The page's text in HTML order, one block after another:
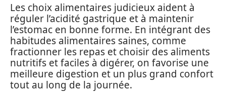
Les choix alimentaires judicieux aident à
réguler l’acidité gastrique et à maintenir
l’estomac en bonne forme. En intégrant des
habitudes alimentaires saines, comme
fractionner les repas et choisir des aliments
nutritifs et faciles à digérer, on favorise une
meilleure digestion et un plus grand confort
tout au long de la journée.